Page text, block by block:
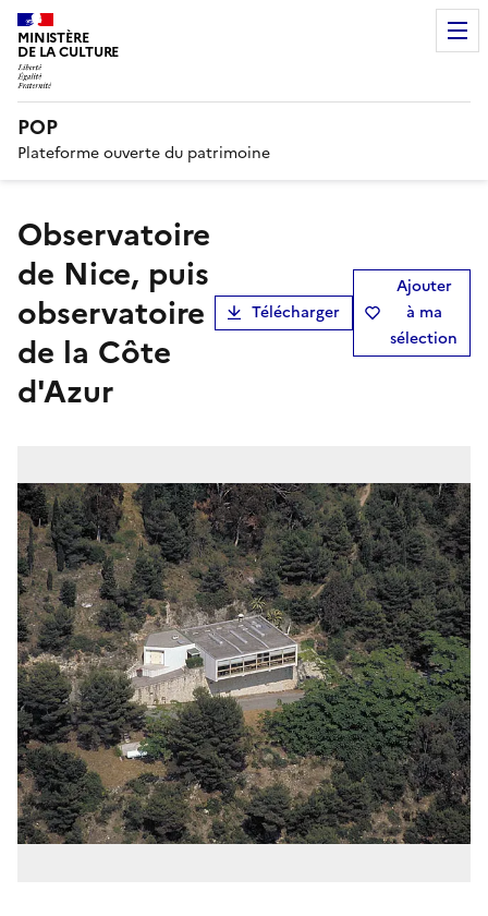
MINISTÈRE
DE LA CULTURE
POP
Plateforme ouverte du patrimoine
observatoire
de Nice, puis
observatoire
de la Côte
d'Azur
Télécharger
Ajouter
à ma
sélection